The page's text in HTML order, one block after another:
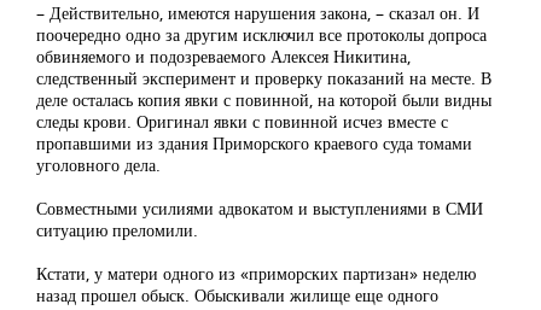
– Действительно, имеются нарушения закона, – сказал он. И
поочередно одно за другим исключил все протоколы допроса
обвиняемого и подозреваемого Алексея Никитина,
следственный эксперимент и проверку показаний на месте. В
деле осталась копия явки с повинной, на которой были видны
следы крови. Оригинал явки с повинной исчез вместе с
пропавшими из здания Приморского краевого суда томами
уголовного дела.
Совместными усилиями адвокатом и выступлениями в СМИ
ситуацию преломили.
Кстати, у матери одного из «приморских партизан» неделю
назад прошел обыск. Обыскивали жилище еще одного